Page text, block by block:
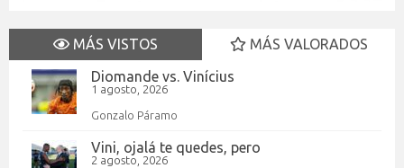
MÁS VISTOS
MÁS VALORADOS
Diomande vs. Vinícius
1 agosto, 2026
Gonzalo Páramo
Vini, ojalá te quedes, pero
2 agosto, 2026